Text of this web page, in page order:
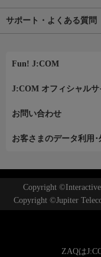
サポート・よくある質問
Fun! J:COM
J:COM オフィシャルサ
お問い合わせ
お客さまのデータ利用
Copyright ©Interactive
Copyright ©Jupiter
ZAQは